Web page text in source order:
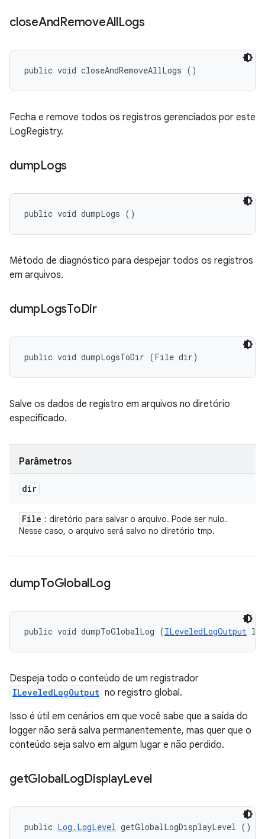
closeAndRemoveAllLogs
public void closeAndRemoveAllLogs ()
Fecha e remove todos os registros gerenciados por este
LogRegistry.
dumpLogs
public void dumpLogs ()
Método de diagnóstico para despejar todos os registros
em arquivos.
dumpLogsToDir
public void dumpLogsToDir (File dir)
Salve os dados de registro em arquivos no diretório
especificado.
Parâmetros
dir
File : diretório para salvar o arquivo. Pode ser nulo.
Nesse caso, o arquivo será salvo no diretório tmp.
dumpToGlobalLog
public void dumpToGlobalLog (ILeveledLogOutput
Despeja todo o conteúdo de um registrador
ILeveledLogOutput no registro global.
Isso é útil em cenários em que você sabe que a saída do
logger não será salva permanentemente, mas quer que o
conteúdo seja salvo em algum lugar e não perdido.
getGlobalLogDisplayLevel
public Log.LogLevel getGlobalLogDisplayLevel ()